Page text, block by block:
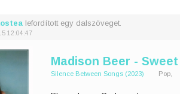
lefordított egy dalszöveget.
12:04:47
Madison Beer -
Silence Between Songs (2023) Pop,